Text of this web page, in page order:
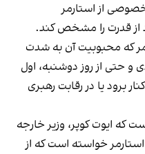
از استارمر
از قدرت را مشخص کند.
که محبوبیت آن به شدت
حتی از روز دوشنبه، اول
برود یا در رقابت رهبری
که ایوت کوپر، وزیر خارجه
خواسته است که از